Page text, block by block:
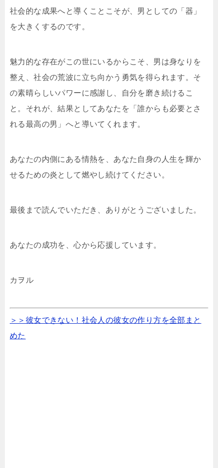
社会的な成果へと導くことこそが、男としての「器」
を大きくするのです。
魅力的な存在がこの世にいるからこそ、男は身なりを
整え、社会の荒波に立ち向かう勇気を得られます。そ
の素晴らしいパワーに感謝し、自分を磨き続けるこ
と。それが、結果としてあなたを「誰からも必要とさ
れる最高の男」へと導いてくれます。
あなたの内側にある情熱を、あなた自身の人生を輝か
せるための炎として燃やし続けてください。
最後まで読んでいただき、ありがとうございました。
あなたの成功を、心から応援しています。
カヲル
＞＞彼女できない！社会人の彼女の作り方を全部まと
めた